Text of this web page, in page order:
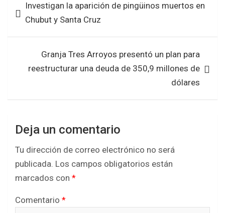
o
o
k
A
p
p
de
entradas
Investigan la aparición de pingüinos muertos en
Chubut y Santa Cruz
Granja Tres Arroyos presentó un plan para
reestructurar una deuda de 350,9 millones de
dólares
Deja un comentario
Tu dirección de correo electrónico no será
publicada. Los campos obligatorios están
marcados con *
Comentario *